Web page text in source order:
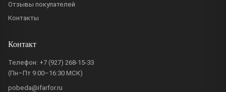
Отзывы покупателей
Контакты
Контакт
Телефон: +7 (927) 268-15-33
(Пн–Пт 9:00–16:30 МСК)
pobeda@ifarfor.ru